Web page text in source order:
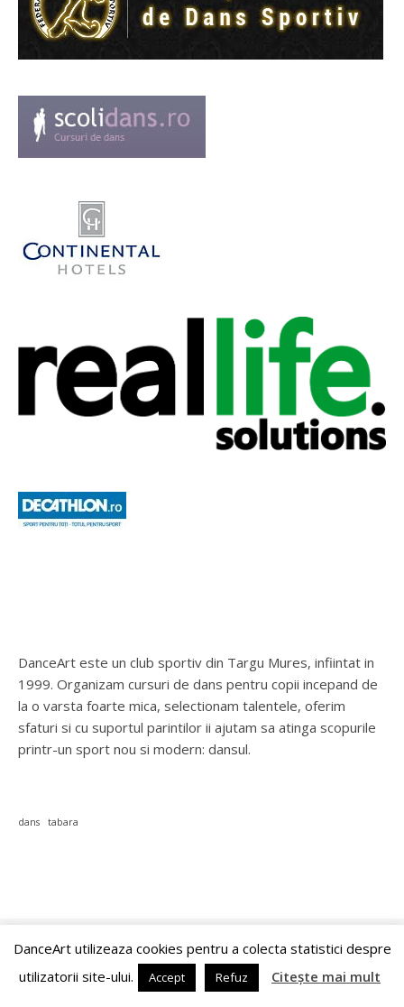
DanceArt este un club sportiv din Targu Mures, infiintat in
1999. Organizam cursuri de dans pentru copii incepand de
la o varsta foarte mica, selectionam talentele, oferim
sfaturi si cu suportul parintilor ii ajutam sa atinga scopurile
printr-un sport nou si modern: dansul.
dans tabara
© 2026 ACS DanceArt Târgu Mureș
Ashe Temă de WP Royal
DanceArt utilizeaza cookies pentru a colecta statistici despre
utilizatorii site-ului.
Accept Refuz Citește mai mult